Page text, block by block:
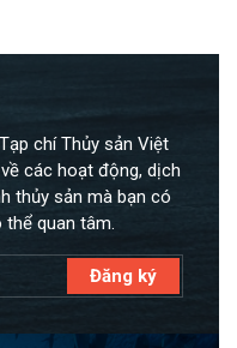
chí Thủy sản Việt
các hoạt động, dịch
thủy sản mà bạn có
quan tâm.